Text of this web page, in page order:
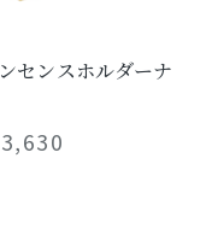
センスホルダーナ